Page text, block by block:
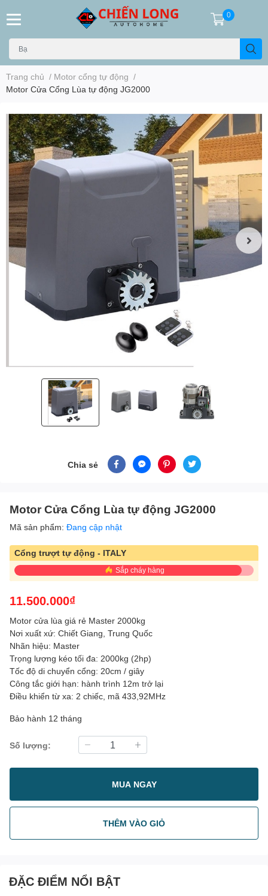
0
Trang chủ / Motor cổng tự động /
Motor Cửa Cổng Lùa tự động JG2000
Chia sẻ
Motor Cửa Cổng Lùa tự động JG2000
Mã sản phẩm: Đang cập nhật
Cổng trượt tự động - ITALY
Sắp cháy hàng
11.500.000₫
Motor cửa lùa giá rẻ Master 2000kg
Nơi xuất xứ: Chiết Giang, Trung Quốc
Nhãn hiệu: Master
Trọng lượng kéo tối đa: 2000kg (2hp)
Tốc độ di chuyển cổng: 20cm / giây
Công tắc giới hạn: hành trình 12m trở lại
Điều khiển từ xa: 2 chiếc, mã 433,92MHz
Bảo hành 12 tháng
Số lượng:
MUA NGAY
THÊM VÀO GIỎ
ĐẶC ĐIỂM NỔI BẬT